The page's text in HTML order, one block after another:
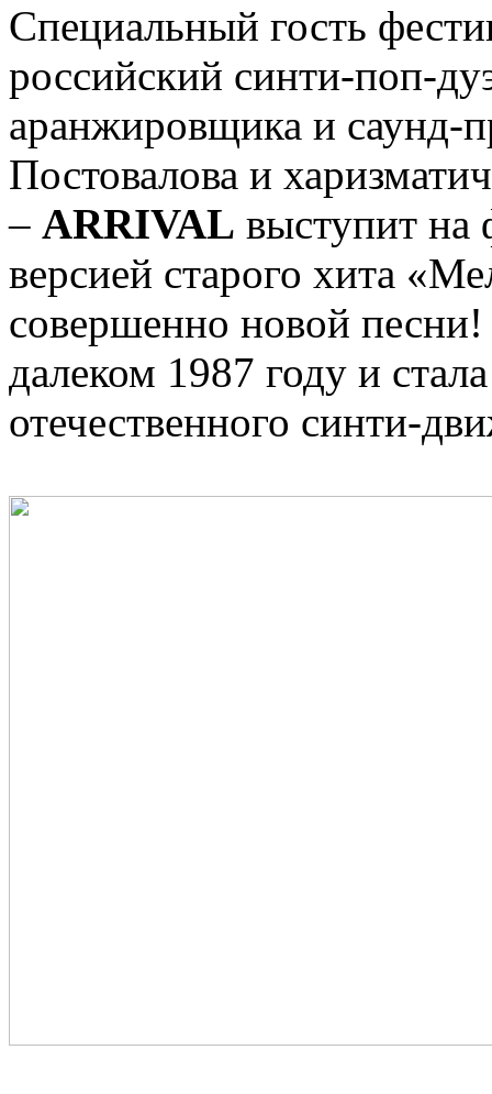
Специальный гость
российский синти-поп-
аранжировщика и саунд-
Постовалова и
– ARRIVAL выступит на
версией старого хита
совершенно новой
далеком 1987 году и
отечественного синти-